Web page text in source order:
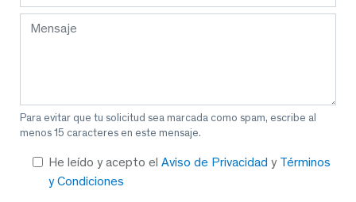
Para evitar que tu solicitud sea marcada como spam, escribe al
menos 15 caracteres en este mensaje.
He leído y acepto el Aviso de Privacidad y Términos
y Condiciones